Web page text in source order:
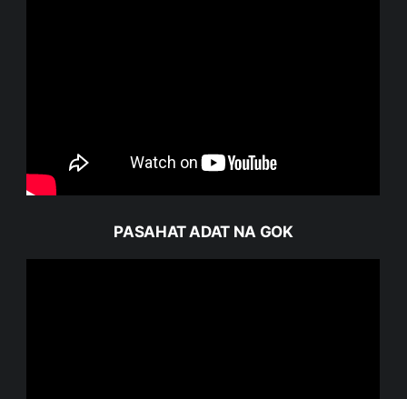
PASAHAT ADAT NA GOK